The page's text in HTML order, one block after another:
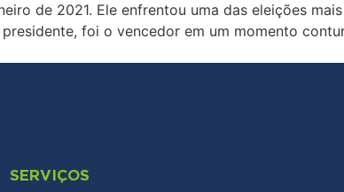
de 2021. Ele enfrentou uma das eleições mais
foi o vencedor em um momento
SERVIÇOS